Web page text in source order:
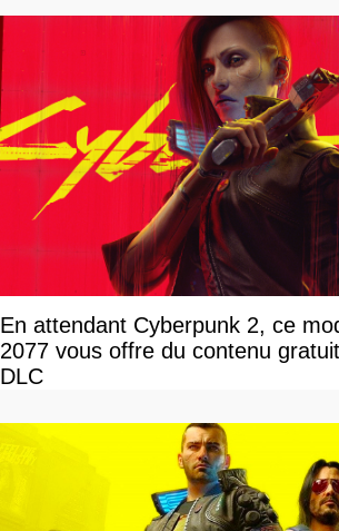
En attendant Cyberpunk 2, ce
2077 vous offre du contenu
DLC